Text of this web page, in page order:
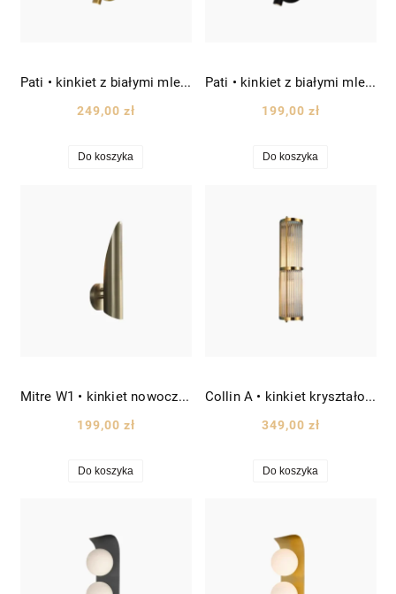
Pati • kinkiet z białymi mlecznymi kloszami wys. 35 cm złoty mosiądz
249,00 zł
Do koszyka
Pati • kinkiet z białymi mlecznymi kloszami wys. 35 cm czarny
199,00 zł
Do koszyka
Mitre W1 • kinkiet nowoczesny 1-punktowy tuba wys. 35 cm mosiądz
199,00 zł
Do koszyka
Collin A • kinkiet kryształowy wys. 60 cm złoty/szkło kryształowe
349,00 zł
Do koszyka